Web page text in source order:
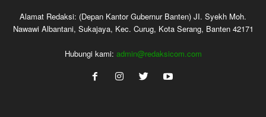
Alamat Redaksi: (Depan Kantor Gubernur Banten) JI. Syekh Moh.
Nawawi Albantani, Sukajaya, Kec. Curug, Kota Serang, Banten 42171
Hubungi kami: admin@redaksicom.com